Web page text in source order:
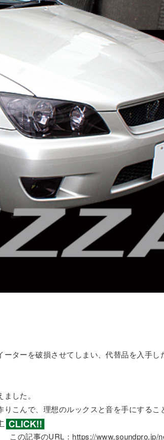
ターを破損させてしまい、代替品を入手し
した。
こんで、理想のルックスと音を手にするこ
この記事のURL： https://www.soundpro.jp/